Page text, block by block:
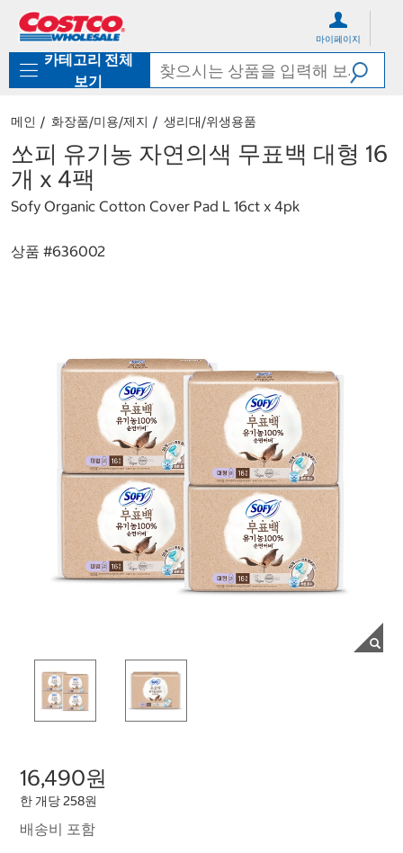
로
기
가
마이페이지
카테고리 전체
보기
메인 화장품/미용/제지 생리대/위생용품
쏘피 유기농 자연의색 무표백 대형 16
개 x 4팩
Sofy Organic Cotton Cover Pad L 16ct x 4pk
상품 #636002
16,490원
한 개당 258원
배송비 포함